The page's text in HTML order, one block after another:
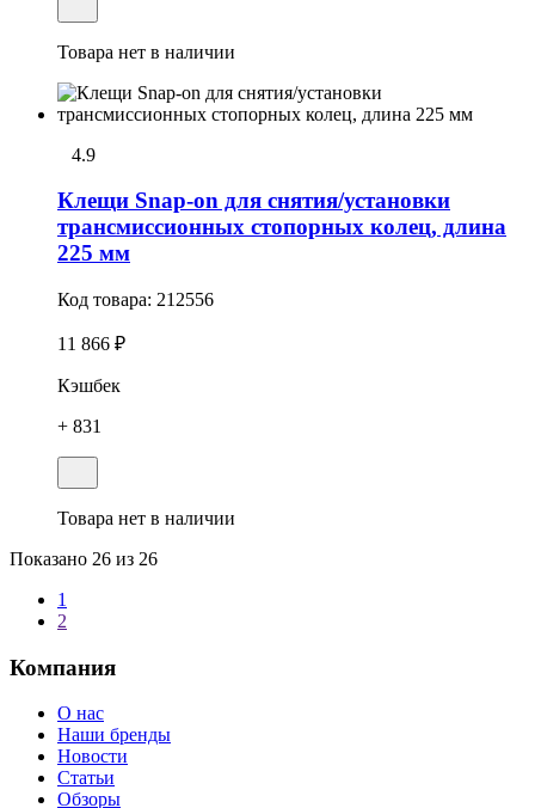
Товара нет в наличии
4.9
Клещи Snap-on для снятия/установки
трансмиссионных стопоpных колец, длина
225 мм
Код товара: 212556
11 866 ₽
Кэшбек
+ 831
Товара нет в наличии
Показано 26 из 26
1
2
Компания
О нас
Наши бренды
Новости
Статьи
Обзоры